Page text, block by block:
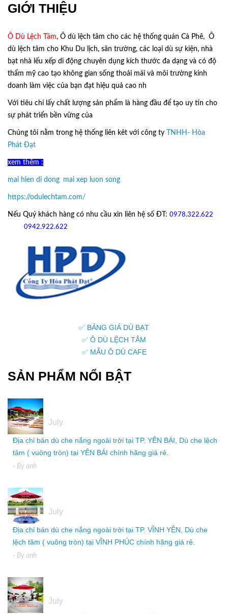
GIỚI THIỆU
Ô Dù Lệch Tâm, Ô dù lệch tâm cho các hệ thống quán Cà Phê, Ô
dù lệch tâm cho Khu Du lịch, sân trường, các loại dù sự kiện, nhà
bạt nhà lếu xếp di động chuyên dụng kích thước đa dạng và có độ
thẩm mỹ cao tạo không gian sống thoải mái và môi trường kinh
doanh làm việc của bạn đạt hiệu quả cao nh
Với tiêu chí lấy chất lượng sản phẩm là hàng đầu để tạo uy tín cho
sự phát triển bền vững của
Chúng tôi nằm trong hệ thống liên kêt với công ty TNHH- Hòa
Phát Đạt
xem thêm :
mai hien di dong mai xep luon song
https://odulechtam.com/
Nếu Quý khách hàng có nhu cầu xin liên hệ số ĐT: 0978.322.622
0942.922.622
✅ BẢNG GIÁ DÙ BẠT
✅ Ô DÙ LỆCH TÂM
✅ MẪU Ô DÙ CAFE
SẢN PHẨM NỔI BẬT
July
Địa chỉ bán dù che nắng ngoài trời tại TP. YÊN BÁI, Dù che lệch
tâm ( vuông tròn) tại YÊN BÁI chính hãng giá rẻ.
- By anh
July
Địa chỉ bán dù che nắng ngoài trời tại TP. VĨNH YÊN, Dù che
lệch tâm ( vuông tròn) tại VĨNH PHÚC chính hãng giá rẻ.
- By anh
July